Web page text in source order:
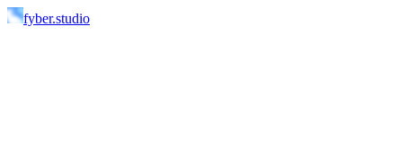
fyber.studio